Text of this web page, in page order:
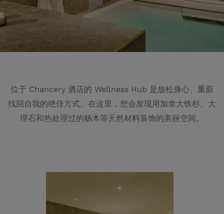
位于 Chancery 酒店的 Wellness Hub 是放松身心、重新
找回自我的绝佳方式。在这里，您会发现用加拿大铁杉、大
理石和热处理过的杨木等天然材料装饰的美丽空间。